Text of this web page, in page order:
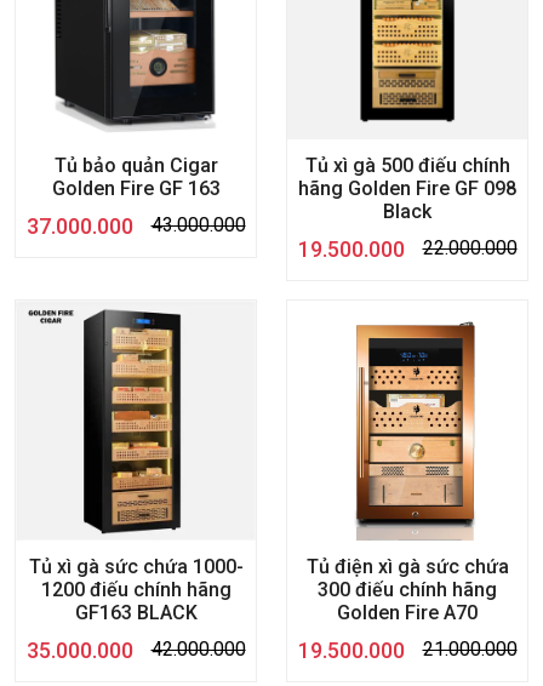
Tủ bảo quản Cigar
Golden Fire GF 163
37.000.000 43.000.000
Tủ xì gà 500 điếu chính
hãng Golden Fire GF 098
Black
19.500.000 22.000.000
Tủ xì gà sức chứa 1000-
1200 điếu chính hãng
GF163 BLACK
35.000.000 42.000.000
Tủ điện xì gà sức chứa
300 điếu chính hãng
Golden Fire A70
19.500.000 21.000.000